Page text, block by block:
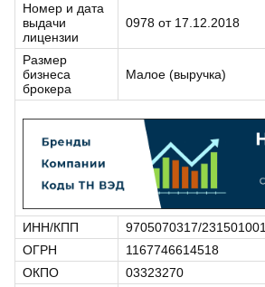
Номер и дата
выдачи
лицензии
0978 от 17.12.2018
Размер
бизнеса
брокера
Малое (выручка)
ИНН/КПП
9705070317/231501001
ОГРН
1167746614518
ОКПО
03323270